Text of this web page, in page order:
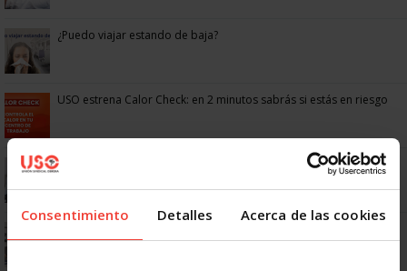
Consentimiento Detalles Acerca de las cookies
¿Puedo viajar estando de baja?
USO estrena Calor Check: en 2 minutos sabrás si estás en riesgo
¿Cuánto tiempo de descanso tengo durante y entre jornada